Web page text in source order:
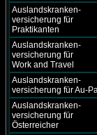
Auslandskranken-
versicherung für
Praktikanten
Auslandskranken-
versicherung für
Work and Travel
Auslandskranken-
versicherung für Au-
Auslandskranken-
versicherung für
Österreicher